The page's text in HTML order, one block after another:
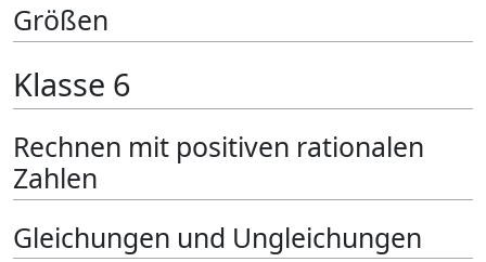
Größen
Klasse 6
Rechnen mit positiven rationalen
Zahlen
Gleichungen und Ungleichungen